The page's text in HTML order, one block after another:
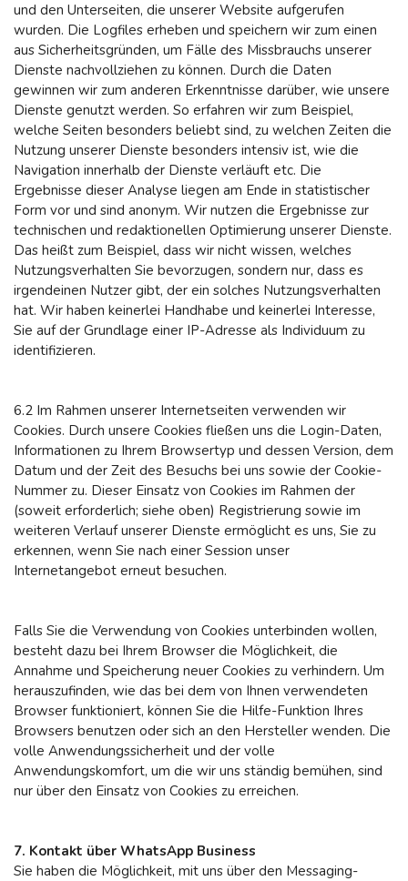
und den Unterseiten, die unserer Website aufgerufen
wurden. Die Logfiles erheben und speichern wir zum einen
aus Sicherheitsgründen, um Fälle des Missbrauchs unserer
Dienste nachvollziehen zu können. Durch die Daten
gewinnen wir zum anderen Erkenntnisse darüber, wie unsere
Dienste genutzt werden. So erfahren wir zum Beispiel,
welche Seiten besonders beliebt sind, zu welchen Zeiten die
Nutzung unserer Dienste besonders intensiv ist, wie die
Navigation innerhalb der Dienste verläuft etc. Die
Ergebnisse dieser Analyse liegen am Ende in statistischer
Form vor und sind anonym. Wir nutzen die Ergebnisse zur
technischen und redaktionellen Optimierung unserer Dienste.
Das heißt zum Beispiel, dass wir nicht wissen, welches
Nutzungsverhalten Sie bevorzugen, sondern nur, dass es
irgendeinen Nutzer gibt, der ein solches Nutzungsverhalten
hat. Wir haben keinerlei Handhabe und keinerlei Interesse,
Sie auf der Grundlage einer IP-Adresse als Individuum zu
identifizieren.
6.2 Im Rahmen unserer Internetseiten verwenden wir
Cookies. Durch unsere Cookies fließen uns die Login-Daten,
Informationen zu Ihrem Browsertyp und dessen Version, dem
Datum und der Zeit des Besuchs bei uns sowie der Cookie-
Nummer zu. Dieser Einsatz von Cookies im Rahmen der
(soweit erforderlich; siehe oben) Registrierung sowie im
weiteren Verlauf unserer Dienste ermöglicht es uns, Sie zu
erkennen, wenn Sie nach einer Session unser
Internetangebot erneut besuchen.
Falls Sie die Verwendung von Cookies unterbinden wollen,
besteht dazu bei Ihrem Browser die Möglichkeit, die
Annahme und Speicherung neuer Cookies zu verhindern. Um
herauszufinden, wie das bei dem von Ihnen verwendeten
Browser funktioniert, können Sie die Hilfe-Funktion Ihres
Browsers benutzen oder sich an den Hersteller wenden. Die
volle Anwendungssicherheit und der volle
Anwendungskomfort, um die wir uns ständig bemühen, sind
nur über den Einsatz von Cookies zu erreichen.
7. Kontakt über WhatsApp Business
Sie haben die Möglichkeit, mit uns über den Messaging-